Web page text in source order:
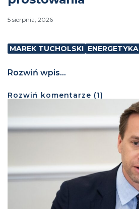
5 sierpnia, 2026
MAREK TUCHOLSKI ENERGETYKA
Rozwiń wpis...
Rozwiń komentarze (1)